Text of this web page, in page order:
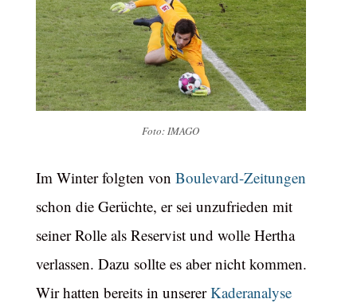
Foto: IMAGO
Im Winter folgten von Boulevard-Zeitungen
schon die Gerüchte, er sei unzufrieden mit
seiner Rolle als Reservist und wolle Hertha
verlassen. Dazu sollte es aber nicht kommen.
Wir hatten bereits in unsererKaderanalyse